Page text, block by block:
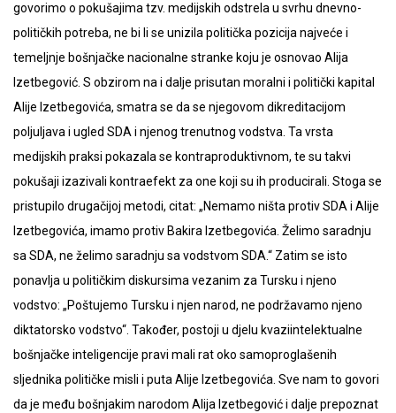
govorimo o pokušajima tzv. medijskih odstrela u svrhu dnevno-
političkih potreba, ne bi li se unizila politička pozicija najveće i
temeljnje bošnjačke nacionalne stranke koju je osnovao Alija
Izetbegović. S obzirom na i dalje prisutan moralni i politički kapital
Alije Izetbegovića, smatra se da se njegovom dikreditacijom
poljuljava i ugled SDA i njenog trenutnog vodstva. Ta vrsta
medijskih praksi pokazala se kontraproduktivnom, te su takvi
pokušaji izazivali kontraefekt za one koji su ih producirali. Stoga se
pristupilo drugačijoj metodi, citat: „Nemamo ništa protiv SDA i Alije
Izetbegovića, imamo protiv Bakira Izetbegovića. Želimo saradnju
sa SDA, ne želimo saradnju sa vodstvom SDA.“ Zatim se isto
ponavlja u političkim diskursima vezanim za Tursku i njeno
vodstvo: „Poštujemo Tursku i njen narod, ne podržavamo njeno
diktatorsko vodstvo“. Također, postoji u djelu kvaziintelektualne
bošnjačke inteligencije pravi mali rat oko samoproglašenih
sljednika političke misli i puta Alije Izetbegovića. Sve nam to govori
da je među bošnjakim narodom Alija Izetbegović i dalje prepoznat